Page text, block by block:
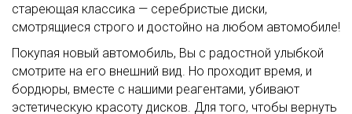
стареющая классика — серебристые диски,
смотрящиеся строго и достойно на любом автомобиле!
Покупая новый автомобиль, Вы с радостной улыбкой
смотрите на его внешний вид. Но проходит время, и
бордюры, вместе с нашими реагентами, убивают
эстетическую красоту дисков. Для того, чтобы вернуть